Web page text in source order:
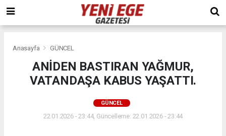
Anasayfa GÜNCEL
ANİDEN BASTIRAN YAĞMUR,
VATANDAŞA KABUS YAŞATTI.
GÜNCEL
22.01.2026 - 23:44, Güncelleme: 22.01.2026 - 23:44